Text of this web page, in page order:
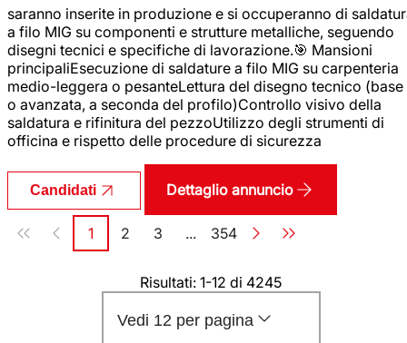
saranno inserite in produzione e si occuperanno di
a filo MIG su componenti e strutture metalliche, seguendo
disegni tecnici e specifiche di lavorazione.🎯 Mansioni
principaliEsecuzione di saldature a filo MIG su carpenteria
medio-leggera o pesanteLettura del disegno tecnico (base
o avanzata, a seconda del profilo)Controllo visivo della
saldatura e rifinitura del pezzoUtilizzo degli strumenti di
officina e rispetto delle procedure di sicurezza
Candidati Dettaglio annuncio
Paginazione
Pagina
1 Pagina
2 Pagina
3 ... Pagina
354
Risultati: 1-12 di 4245
Vedi 12 per pagina